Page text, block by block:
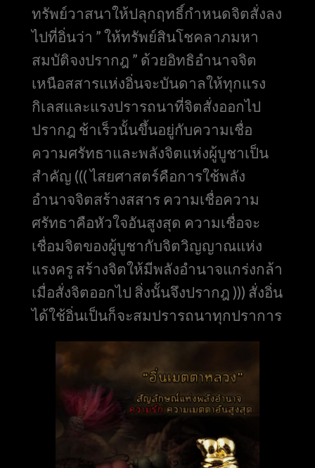
ทรัพย์วาสนาให้ปลุกฤทธิ์กำหนดจิตสั่งลง
ไปที่อิ่นว่า ” ให้ทรัพย์สินโชคลาภมหา
สมบัติจงปรากฎ ” ด้วยอิทธิอำนาจจิต
เหนือสสารแห่งอิ่นจะบันดาลให้ทุกแรง
กิเลสและแรงปรารถนาที่จิตสั่งออกไป
ปรากฎ ช้าเร็วนั้นขึ้นอยู่กับความเชื่อ
ความศรัทธาและพลังจิตแห่งผู้บูชาเป็น
สำคัญ ((( ไสยศาสตร์คือการใช้พลัง
อำนาจจิตสร้างสสาร ความเชื่อความ
ศรัทธาคือหัวใจอันสูงสุด ความเชื่อจะ
เชื่อมจิตของผู้บูชากับจิตวิญญาณแห่ง
แรงครู สร้างจิตให้มีพลังอำนาจแกร่งกล้า
เมื่อสั่งจิตออกไป สิ่งนั้นจึงปรากฎ ))) สั่งอิ่น
ได้ใช้อิ่นเป็นก็จะสมปรารถนาทุกปราการ